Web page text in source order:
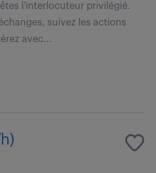
l'interlocuteur privilégié.
suivez les actions
avec...